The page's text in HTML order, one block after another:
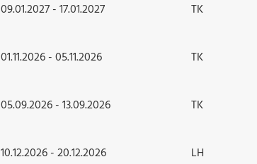
09.01.2027 - 17.01.2027 TK
01.11.2026 - 05.11.2026 TK
05.09.2026 - 13.09.2026 TK
10.12.2026 - 20.12.2026 LH